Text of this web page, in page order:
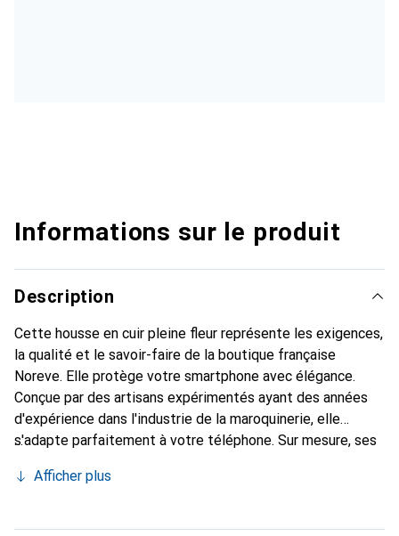
Informations sur le produit
Description
Cette housse en cuir pleine fleur représente les exigences,
la qualité et le savoir-faire de la boutique française
Noreve. Elle protège votre smartphone avec élégance.
Conçue par des artisans expérimentés ayant des années
d'expérience dans l'industrie de la maroquinerie, elle
s'adapte parfaitement à votre téléphone. Sur mesure, ses
peau. Elle devient l'accessoire chic et indispensable pour
ses produits de haute qualité, la marque Noreve est un
Afficher plus